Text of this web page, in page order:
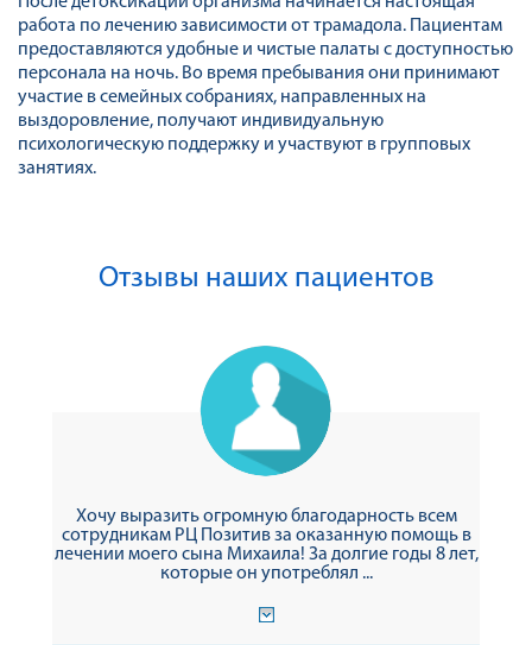
работа по лечению зависимости от трамадола. Пациентам
предоставляются удобные и чистые палаты с доступностью
персонала на ночь. Во время пребывания они принимают
участие в семейных собраниях, направленных на
выздоровление, получают индивидуальную
психологическую поддержку и участвуют в групповых
занятиях.
Отзывы наших пациентов
Хочу выразить огромную благодарность всем
сотрудникам РЦ Позитив за оказанную помощь в
лечении моего сына Михаила! За долгие годы 8 лет,
которые он употреблял ...